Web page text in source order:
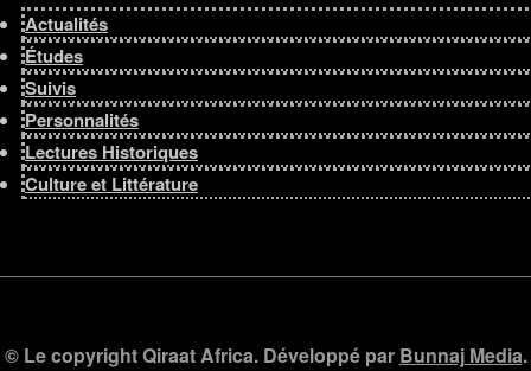
Actualités
Études
Suivis
Personnalités
Lectures Historiques
Culture et Littérature
© Le copyright Qiraat Africa. Développé par Bunnaj Media.